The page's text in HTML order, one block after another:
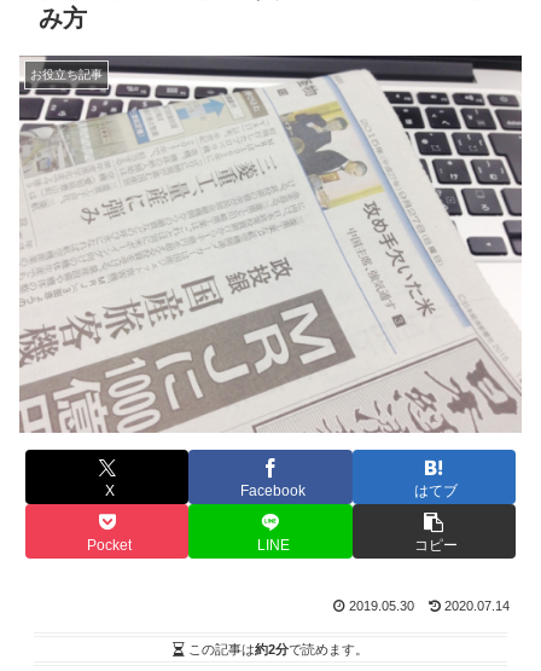
み方
お役立ち記事
X Facebook はてブ
Pocket LINE コピー
2019.05.30 2020.07.14
この記事は約2分で読めます。